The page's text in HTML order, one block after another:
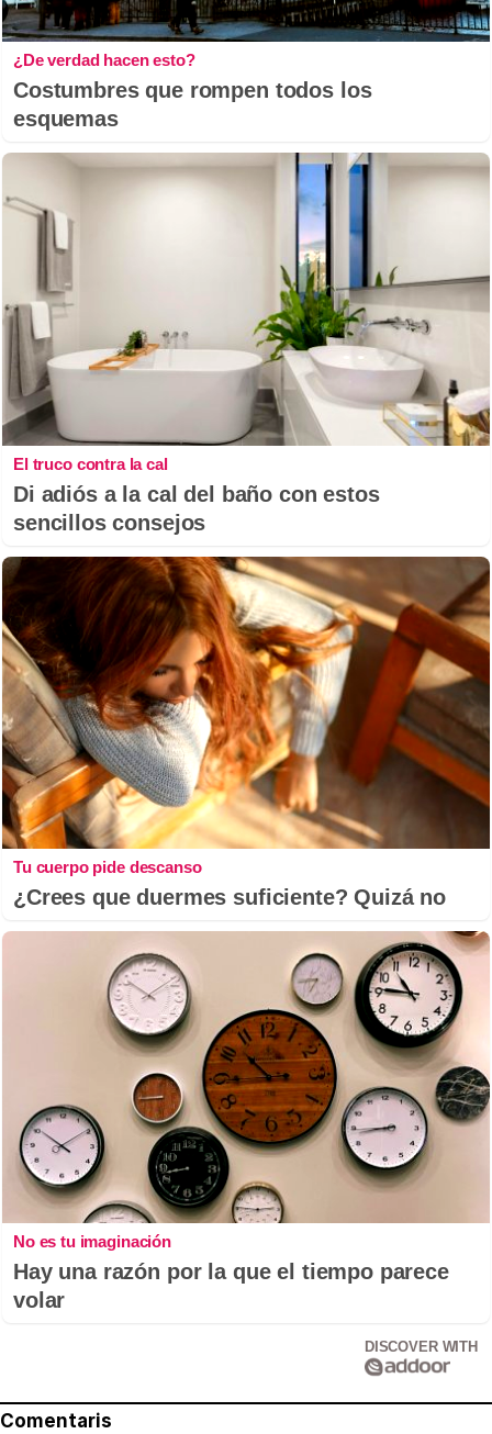
¿De verdad hacen esto?
Costumbres que rompen todos los
esquemas
El truco contra la cal
Di adiós a la cal del baño con estos
sencillos consejos
Tu cuerpo pide descanso
¿Crees que duermes suficiente? Quizá no
No es tu imaginación
Hay una razón por la que el tiempo parece
volar
DISCOVER WITH
Comentaris